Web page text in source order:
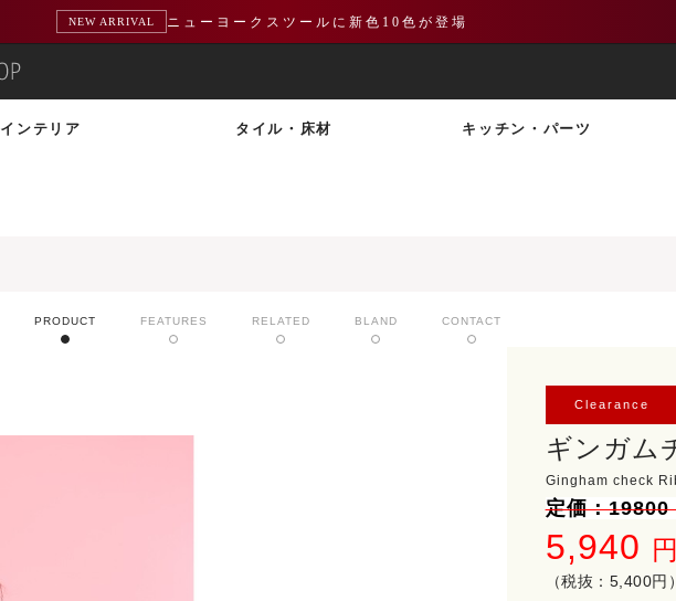
NEW ARRIVAL ニューヨークスツールに新色10色が登場
インテリア タイル・床材 キッチン・パーツ
PRODUCT FEATURES RELATED BLAND CONTACT
Clearance
ギンガム
Gingham check
定価：19800
5,940 円
（税抜：5,400円）